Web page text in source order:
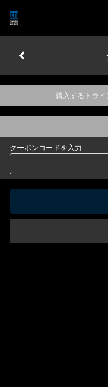
購入するトラ
クーポンコードを入力